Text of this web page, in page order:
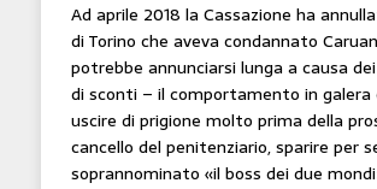
Ad aprile 2018 la Cassazione ha
di Torino che aveva condannato
potrebbe annunciarsi lunga a causa
di sconti – il comportamento in galera
uscire di prigione molto prima della
cancello del penitenziario, sparire per
soprannominato «il boss dei due